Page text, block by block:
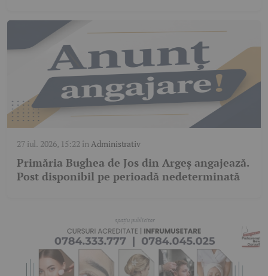
27 iul. 2026, 15:22 înAdministrativ
Primăria Bughea de Jos din Argeș angajează.
Post disponibil pe perioadă nedeterminată